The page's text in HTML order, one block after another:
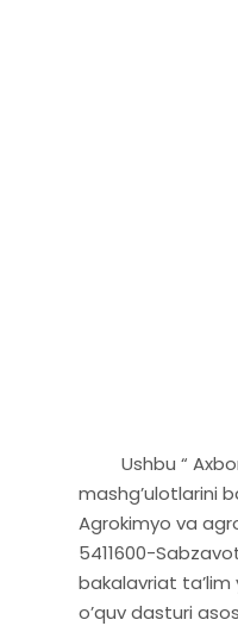
Ushbu “
mashg’ulotlarini
Agrokimyo va
5411600-
bakalavriat ta’lim
o’quv dasturi